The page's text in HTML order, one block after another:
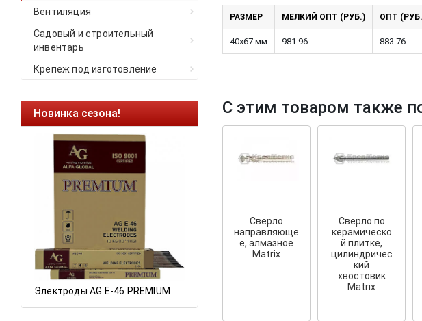
Вентиляция
Садовый и строительный
инвентарь
Крепеж под изготовление
Новинка сезона!
Электроды AG E-46 PREMIUM
Ликвидация остатков!
HARPOON EURO
У
РАЗМЕР МЕЛКИЙ ОПТ (РУБ.) ОПТ
40х67 мм 981.96 883.76
С этим товаром также
Сверло
направляюще
е, алмазное
Matrix
Сверло по
керамическо
й плитке,
цилиндричес
кий
хвостовик
Matrix